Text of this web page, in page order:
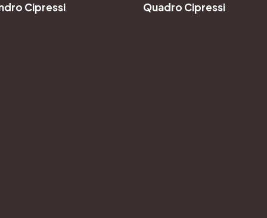
Cipressi Quadro Cipressi